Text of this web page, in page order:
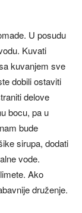
U posudu
Kuvati
kuvanjem sve
dobili ostaviti
delove
bocu, pa u
bude
sirupa, dodati
vode.
Ako
druženje.